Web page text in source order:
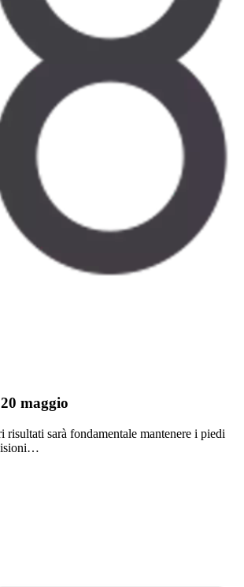
maggio
risultati sarà fondamentale mantenere i piedi